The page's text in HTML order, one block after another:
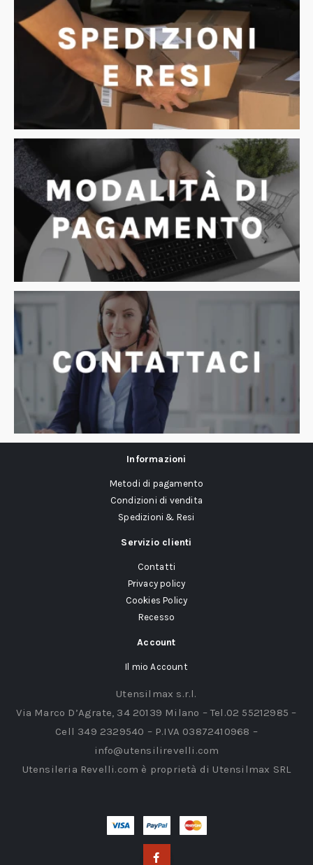
Informazioni
Metodi di pagamento
Condizioni di vendita
Spedizioni & Resi
Servizio clienti
Contatti
Privacy policy
Cookies Policy
Recesso
Account
Il mio Account
Utensilmax s.r.l.
Via Marco D’Agrate, 34 20139 Milano – Tel.02 55212985 –
Cell 349 2329540 – P.IVA 03872410968 –
info@utensilirevelli.com
Utensileria Revelli.com è proprietà di Utensilmax SRL